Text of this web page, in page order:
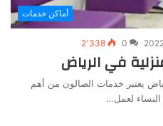
أماكن خدمات
0 2٬338
يعتبر خدمات الصالون من أهم
النساء لعمل…